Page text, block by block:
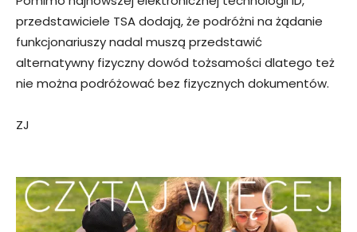
przedstawiciele TSA dodają, że podróżni na żądanie
funkcjonariuszy nadal muszą przedstawić
alternatywny fizyczny dowód tożsamości dlatego też
nie można podróżować bez fizycznych dokumentów.
ZJ